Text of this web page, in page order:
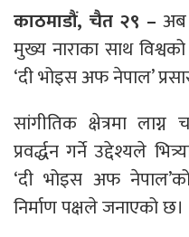
काठमाडौं, चैत २९ –अब
मुख्य नाराका साथ विश्वको
‘दी भोइस अफ नेपाल’
सांगीतिक क्षेत्रमा
प्रवर्द्धन गर्ने उद्देश्यले
‘दी भोइस अफ
निर्माण पक्षले जनाएको छ।